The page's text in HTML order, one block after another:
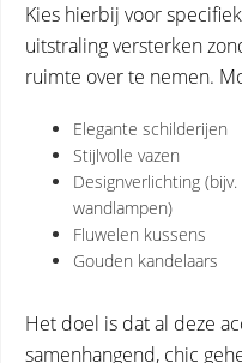
Kies hierbij voor
uitstraling versterken
ruimte over te nemen.
Elegante schilderijen
Stijlvolle vazen
Designverlichting
wandlampen)
Fluwelen kussens
Gouden kandelaars
Het doel is dat al deze
samenhangend, chic